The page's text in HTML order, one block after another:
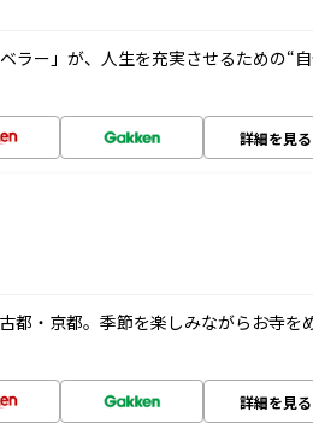
ラー」が、人生を充実させるための“
詳細を見る
都・京都。季節を楽しみながらお寺を
詳細を見る